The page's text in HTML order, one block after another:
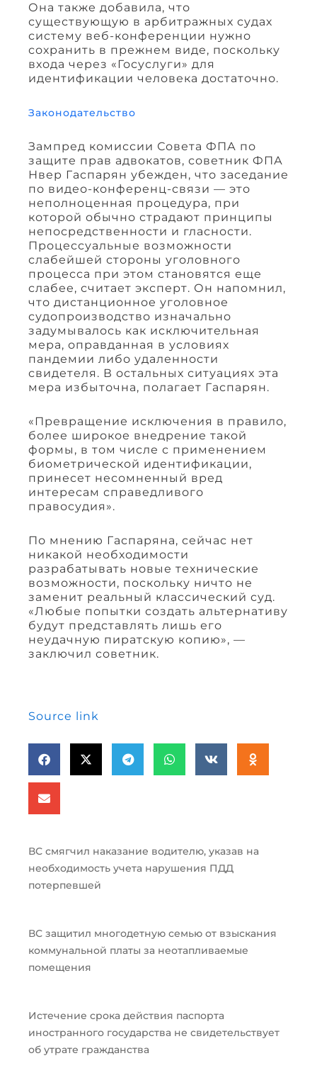
Она также добавила, что
существующую в арбитражных судах
систему веб-конференции нужно
сохранить в прежнем виде, поскольку
входа через «Госуслуги» для
идентификации человека достаточно.
Законодательство
Зампред комиссии Совета ФПА по
защите прав адвокатов, советник ФПА
Нвер Гаспарян убежден, что заседание
по видео-конференц-связи — это
неполноценная процедура, при
которой обычно страдают принципы
непосредственности и гласности.
Процессуальные возможности
слабейшей стороны уголовного
процесса при этом становятся еще
слабее, считает эксперт. Он напомнил,
что дистанционное уголовное
судопроизводство изначально
задумывалось как исключительная
мера, оправданная в условиях
пандемии либо удаленности
свидетеля. В остальных ситуациях эта
мера избыточна, полагает Гаспарян.
«Превращение исключения в правило,
более широкое внедрение такой
формы, в том числе с применением
биометрической идентификации,
принесет несомненный вред
интересам справедливого
правосудия».
По мнению Гаспаряна, сейчас нет
никакой необходимости
разрабатывать новые технические
возможности, поскольку ничто не
заменит реальный классический суд.
«Любые попытки создать альтернативу
будут представлять лишь его
неудачную пиратскую копию», —
заключил советник.
Source link
ВС смягчил наказание водителю, указав на
необходимость учета нарушения ПДД
потерпевшей
ВС защитил многодетную семью от взыскания
коммунальной платы за неотапливаемые
помещения
Истечение срока действия паспорта
иностранного государства не свидетельствует
об утрате гражданства